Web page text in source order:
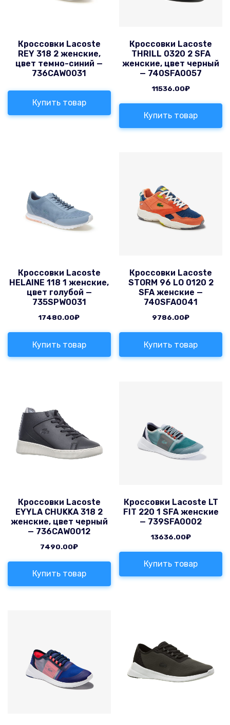
Кроссовки Lacoste
REY 318 2 женские,
цвет темно-синий —
736CAW0031
Купить товар
Кроссовки Lacoste
THRILL 0320 2 SFA
женские, цвет черный
— 740SFA0057
11536.00₽
Купить товар
Кроссовки Lacoste
HELAINE 118 1 женские,
цвет голубой —
735SPW0031
17480.00₽
Купить товар
Кроссовки Lacoste
STORM 96 LO 0120 2
SFA женские —
740SFA0041
9786.00₽
Купить товар
Кроссовки Lacoste
EYYLA CHUKKA 318 2
женские, цвет черный
— 736CAW0012
7490.00₽
Купить товар
Кроссовки Lacoste LT
FIT 220 1 SFA женские
— 739SFA0002
13636.00₽
Купить товар